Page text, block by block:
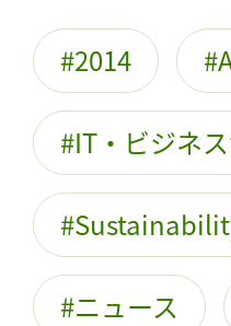
2014
IT・ビジネ
ニュース